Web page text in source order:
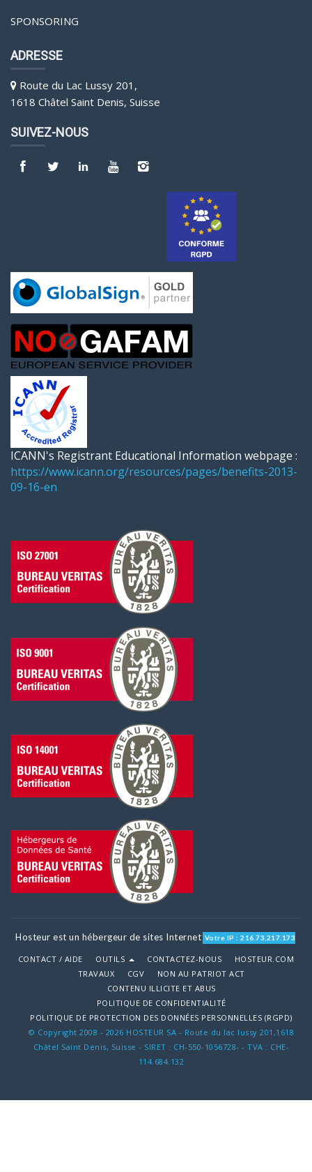
SPONSORING
ADRESSE
Route du Lac Lussy 201,
1618 Châtel Saint Denis, Suisse
SUIVEZ-NOUS
ICANN's Registrant Educational Information webpage :
https://www.icann.org/resources/pages/benefits-2013-
09-16-en
Hosteur est un hébergeur de sites Internet Votre IP : 216.73.217.173
CONTACT / AIDE OUTILS CONTACTEZ-NOUS
HOSTEUR.COM
TRAVAUX
CGV
NON AU PATRIOT ACT
CONTENU ILLICITE ET ABUS
POLITIQUE DE CONFIDENTIALITÉ
POLITIQUE DE PROTECTION DES DONNÉES PERSONNELLES (RGPD)
© Copyright 2008 - 2026 HOSTEUR SA - Route du lac lussy 201,1618
Châtel Saint Denis, Suisse - SIRET : CH-550-1056728- - TVA : CHE-
114.684.132